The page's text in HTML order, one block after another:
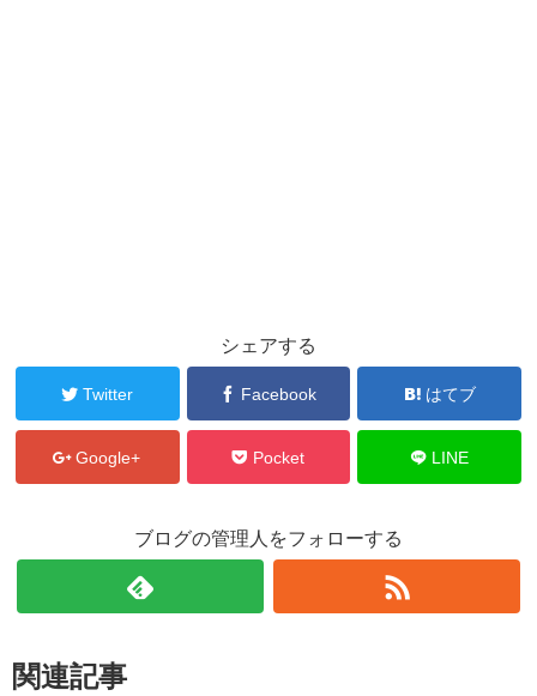
シェアする
Twitter Facebook はてブ
Google+ Pocket LINE
ブログの管理人をフォローする
関連記事